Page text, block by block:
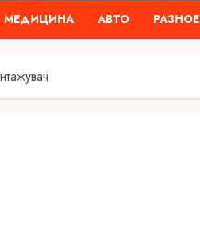
МЕДИЦИНА АВТО РАЗНОЕ